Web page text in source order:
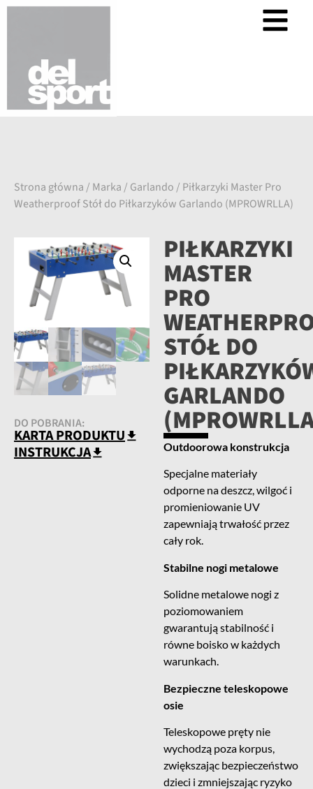
Strona główna / Marka / Garlando / Piłkarzyki Master Pro
Weatherproof Stół do Piłkarzyków Garlando (MPROWRLLA)
DO POBRANIA:
KARTA PRODUKTU
INSTRUKCJA
PIŁKARZYKI
MASTER
PRO
STÓŁ DO
GARLANDO
Outdoorowa konstrukcja
Specjalne materiały
odporne na deszcz, wilgoć i
promieniowanie UV
zapewniają trwałość przez
cały rok.
Stabilne nogi metalowe
Solidne metalowe nogi z
poziomowaniem
gwarantują stabilność i
równe boisko w każdych
warunkach.
Bezpieczne teleskopowe
osie
Teleskopowe pręty nie
wychodzą poza korpus,
zwiększając bezpieczeństwo
dzieci i zmniejszając ryzyko